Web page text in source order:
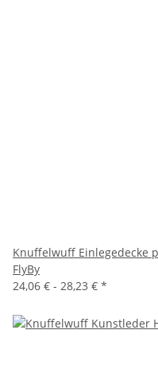
Knuffelwuff Einlegedecke
FlyBy
24,06 € - 28,23 € *